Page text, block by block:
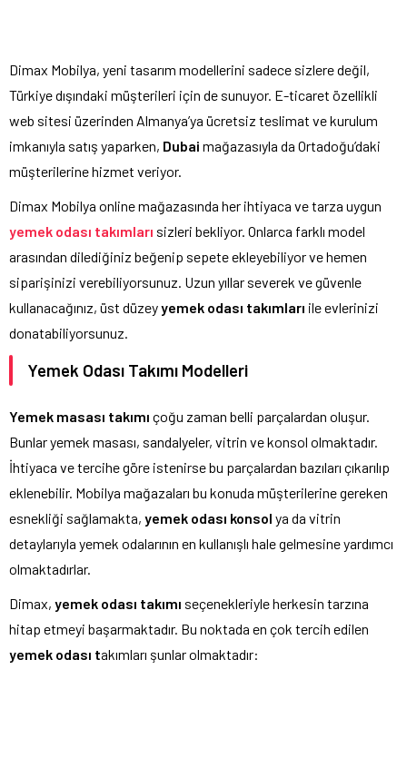
Dimax Mobilya, yeni tasarım modellerini sadece sizlere değil,
Türkiye dışındaki müşterileri için de sunuyor. E-ticaret özellikli
web sitesi üzerinden Almanya’ya ücretsiz teslimat ve kurulum
imkanıyla satış yaparken, Dubai mağazasıyla da Ortadoğu’daki
müşterilerine hizmet veriyor.
Dimax Mobilya online mağazasında her ihtiyaca ve tarza uygun
yemek odası takımları sizleri bekliyor. Onlarca farklı model
arasından dilediğiniz beğenip sepete ekleyebiliyor ve hemen
siparişinizi verebiliyorsunuz. Uzun yıllar severek ve güvenle
kullanacağınız, üst düzeyyemek odası takımları ile evlerinizi
donatabiliyorsunuz.
Yemek Odası Takımı Modelleri
Yemek masası takımı çoğu zaman belli parçalardan oluşur.
Bunlar yemek masası, sandalyeler, vitrin ve konsol olmaktadır.
İhtiyaca ve tercihe göre istenirse bu parçalardan bazıları çıkarılıp
eklenebilir. Mobilya mağazaları bu konuda müşterilerine gereken
esnekliği sağlamakta, yemek odası konsol ya da vitrin
detaylarıyla yemek odalarının en kullanışlı hale gelmesine yardımcı
olmaktadırlar.
Dimax, yemek odası takımı seçenekleriyle herkesin tarzına
hitap etmeyi başarmaktadır. Bu noktada en çok tercih edilen
yemek odası takımları şunlar olmaktadır: